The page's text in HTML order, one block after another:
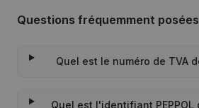
Questions fréquemment posées
Quel est le numéro de TVA
Quel est l'identifiant